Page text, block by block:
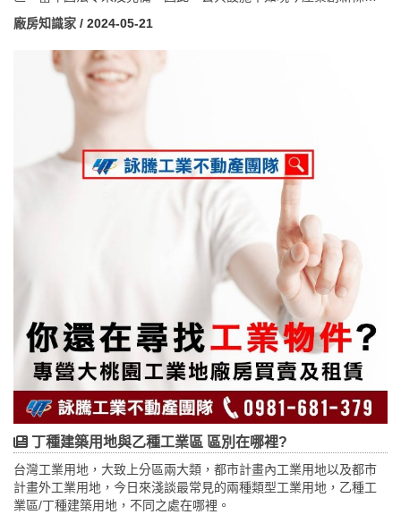
開發之產業園區，惟仍屬「合法」可設廠用地，並區內廠商必須依
照環保、建管、消防、經發等相關法令管理，市府各機關均依法監
督管理。
廠房知識家 / 2024-05-21
丁種建築用地與乙種工業區 區別在哪裡?
台灣工業用地，大致上分區兩大類，都市計畫內工業用地以及都市
計畫外工業用地，今日來淺談最常見的兩種類型工業用地，乙種工
業區/丁種建築用地，不同之處在哪裡。